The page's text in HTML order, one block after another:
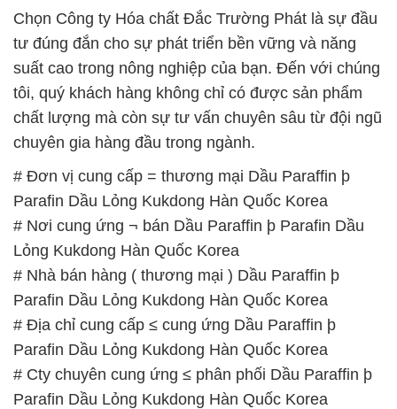
Chọn Công ty Hóa chất Đắc Trường Phát là sự đầu
tư đúng đắn cho sự phát triển bền vững và năng
suất cao trong nông nghiệp của bạn. Đến với chúng
tôi, quý khách hàng không chỉ có được sản phẩm
chất lượng mà còn sự tư vấn chuyên sâu từ đội ngũ
chuyên gia hàng đầu trong ngành.
# Đơn vị cung cấp = thương mại Dầu Paraffin þ
Parafin Dầu Lỏng Kukdong Hàn Quốc Korea
# Nơi cung ứng ¬ bán Dầu Paraffin þ Parafin Dầu
Lỏng Kukdong Hàn Quốc Korea
# Nhà bán hàng ( thương mại ) Dầu Paraffin þ
Parafin Dầu Lỏng Kukdong Hàn Quốc Korea
# Địa chỉ cung cấp ≤ cung ứng Dầu Paraffin þ
Parafin Dầu Lỏng Kukdong Hàn Quốc Korea
# Cty chuyên cung ứng ≤ phân phối Dầu Paraffin þ
Parafin Dầu Lỏng Kukdong Hàn Quốc Korea